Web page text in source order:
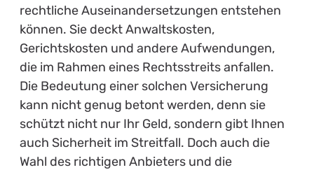
rechtliche Auseinandersetzungen entstehen
können. Sie deckt Anwaltskosten,
Gerichtskosten und andere Aufwendungen,
die im Rahmen eines Rechtsstreits anfallen.
Die Bedeutung einer solchen Versicherung
kann nicht genug betont werden, denn sie
schützt nicht nur Ihr Geld, sondern gibt Ihnen
auch Sicherheit im Streitfall. Doch auch die
Wahl des richtigen Anbieters und die